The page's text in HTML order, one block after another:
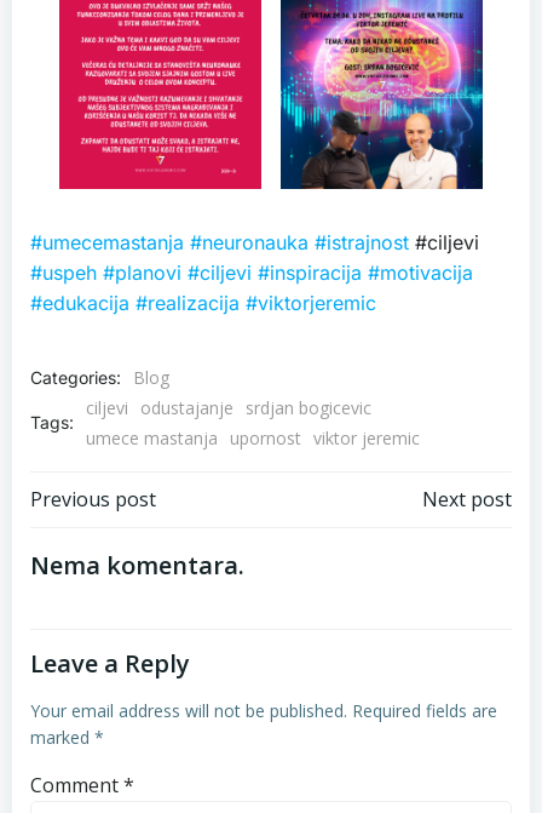
#umecemastanja #neuronauka #istrajnost #ciljevi
#uspeh #planovi #ciljevi #inspiracija #motivacija
#edukacija #realizacija #viktorjeremic
Categories: Blog
Tags:
ciljevi odustajanje
srdjan bogicevic
umece mastanja
upornost viktor jeremic
Post
navigation
Previous post Next post
Nema komentara.
Leave a Reply
Your email address will not be published. Required fields are
marked *
Comment*